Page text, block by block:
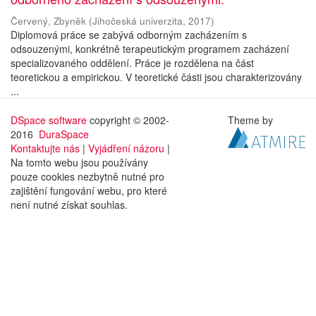
Červený, Zbyněk (Jihočeská univerzita, 2017)
Diplomová práce se zabývá odborným zacházením s
odsouzenými, konkrétně terapeutickým programem zacházení
specializovaného oddělení. Práce je rozdělena na část
teoretickou a empirickou. V teoretické části jsou charakterizovány
...
DSpace software copyright © 2002-
2016 DuraSpace
Kontaktujte nás | Vyjádření názoru |
Na tomto webu jsou používány
pouze cookies nezbytně nutné pro
zajištění fungování webu, pro které
není nutné získat souhlas.
Theme by